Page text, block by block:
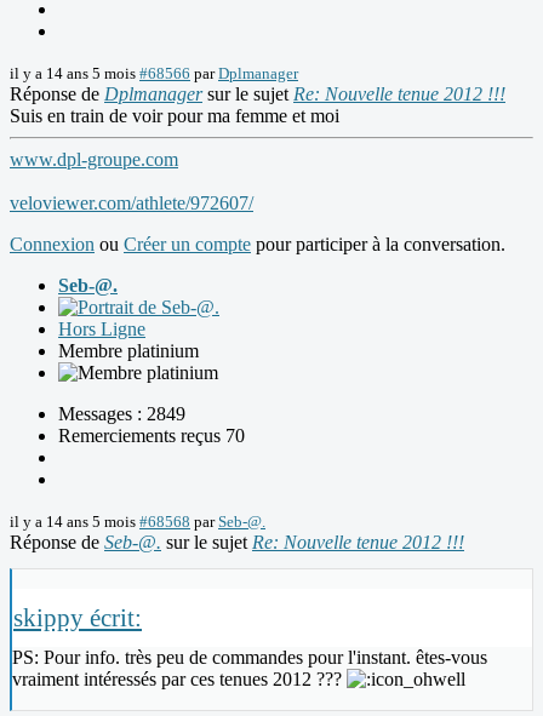
il y a 14 ans 5 mois #68566 parDplmanager
Réponse de Dplmanagersur le sujet Re: Nouvelle tenue 2012 !!!
Suis en train de voir pour ma femme et moi
www.dpl-groupe.com
veloviewer.com/athlete/972607/
Connexion ou Créer un compte pour participer à la conversation.
Seb-@.
Hors Ligne
Membre platinium
Messages : 2849
Remerciements reçus 70
il y a 14 ans 5 mois #68568 parSeb-@.
Réponse de Seb-@. sur le sujet Re: Nouvelle tenue 2012 !!!
skippy écrit:
PS: Pour info. très peu de commandes pour l'instant. êtes-vous
vraiment intéressés par ces tenues 2012 ???